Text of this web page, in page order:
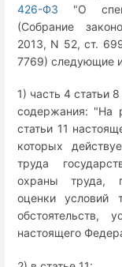
426-ФЗ "О
(Собрание
2013, N 52, ст.
7769) следующие
1) часть 4 статьи
содержания: "На
статьи 11
которых
труда
охраны труда,
оценки условий
обстоятельств,
настоящего